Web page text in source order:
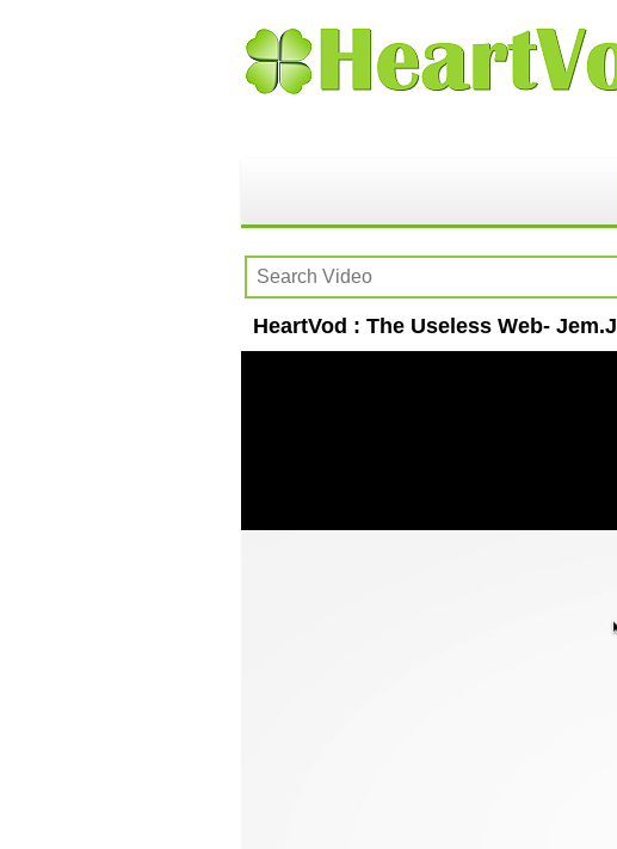
HeartVod : The Useless Web- Jem.J